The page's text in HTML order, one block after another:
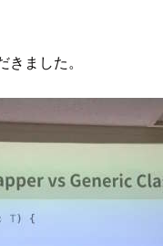
ました。